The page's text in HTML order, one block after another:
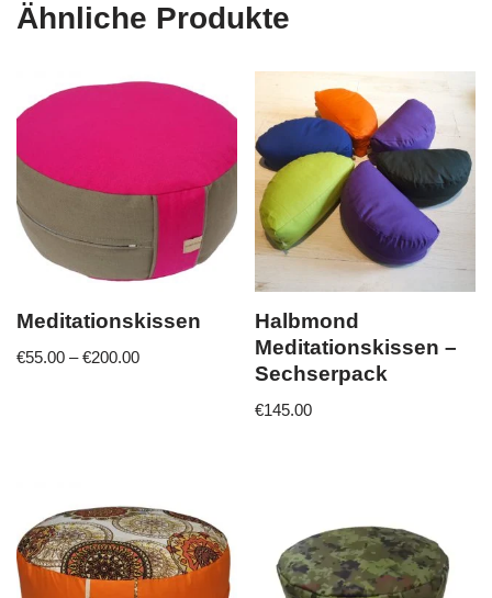
Ähnliche Produkte
Meditationskissen
€55.00 –€200.00
Halbmond
Meditationskissen –
Sechserpack
€145.00